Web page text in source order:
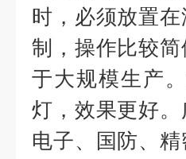
时，必须放置
制，操作比较
于大规模生产
灯，效果更好
电子、国防、